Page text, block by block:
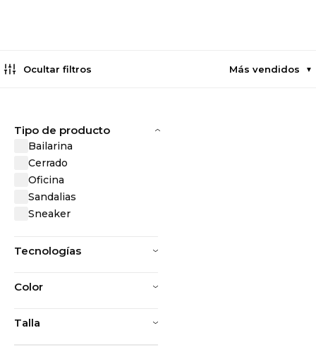
Ocultar filtros Más vendidos ▼
Tipo de producto
Bailarina
Cerrado
Oficina
Sandalias
Sneaker
Tecnologías
Color
Talla